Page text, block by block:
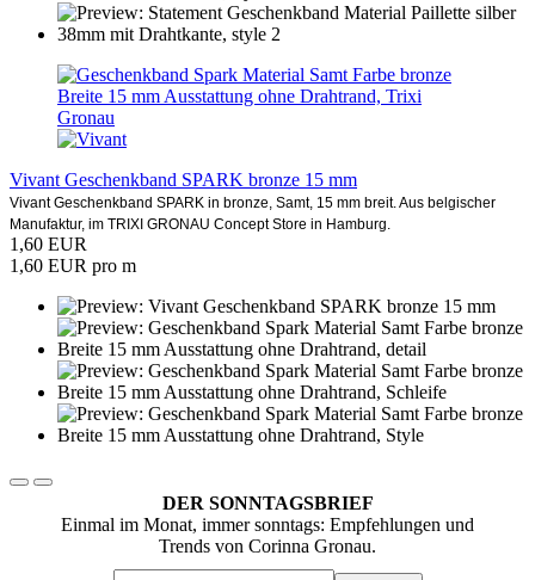
Vivant Geschenkband SPARK bronze 15 mm
Vivant Geschenkband SPARK in bronze, Samt, 15 mm breit. Aus belgischer
Manufaktur, im TRIXI GRONAU Concept Store in Hamburg.
1,60 EUR
1,60 EUR pro m
DER SONNTAGSBRIEF
Einmal im Monat, immer sonntags: Empfehlungen und
Trends von Corinna Gronau.